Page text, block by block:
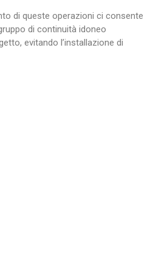
di queste operazioni ci consente
di continuità idoneo
evitando l’installazione di